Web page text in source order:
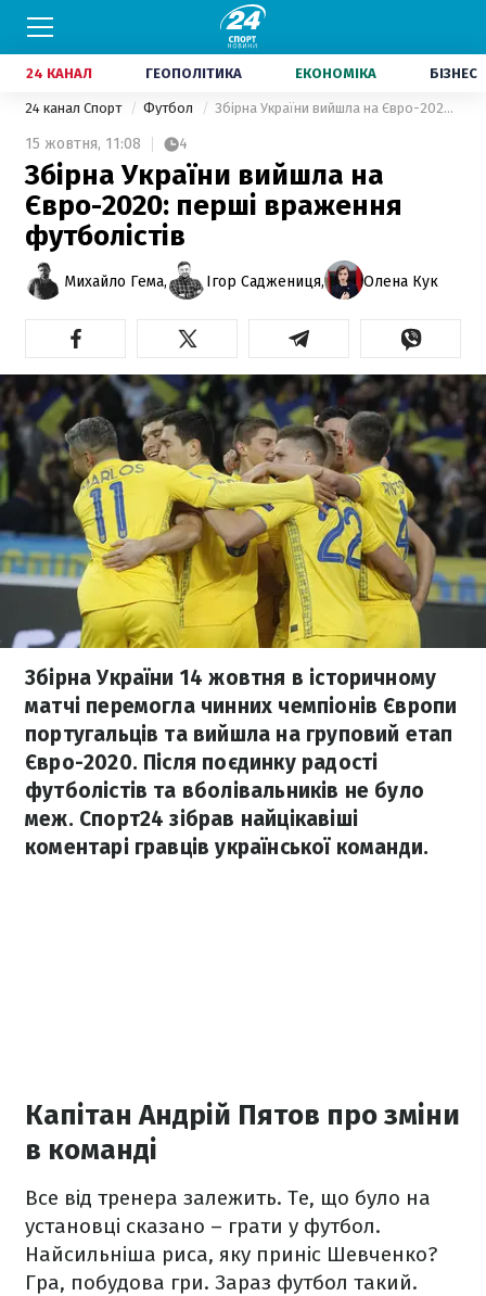
24 КАНАЛ ГЕОПОЛІТИКА ЕКОНОМІКА БІЗНЕС
24 канал Спорт Футбол Збірна України вийшла на Євро-2020: перші враження футболістів
15 жовтня, 11:08 4
Збірна України вийшла на
Євро-2020: перші враження
футболістів
Михайло Гема, Ігор Саджениця, Олена Кук
Збірна України 14 жовтня в історичному
матчі перемогла чинних чемпіонів Європи
португальців та вийшла на груповий етап
Євро-2020. Після поєдинку радості
футболістів та вболівальників не було
меж. Спорт24 зібрав найцікавіші
коментарі гравців української команди.
Капітан Андрій Пятов про зміни
в команді
Все від тренера залежить. Те, що було на
установці сказано – грати у футбол.
Найсильніша риса, яку приніс Шевченко?
Гра, побудова гри. Зараз футбол такий.